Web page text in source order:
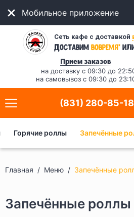
Мобильное приложение
Сеть кафе с доставкой
Доставимвовремя*
Прием заказов
на доставку с 09:30 до
на самовывоз с 09:30 до
(831) 280-85-18
Горячие роллы Запечённые
Главная Меню Запечённые
Запечённые роллы